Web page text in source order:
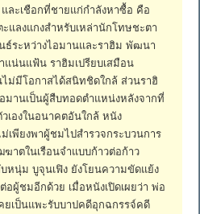
ละเชือกที่ชายแก่กำลังหาซื้อ คือ
แลงแกงสำหรับเหล่านักโทษชะตา
ระหว่างไอมานและราฮิม พัฒนา
แน่นแฟ้น ราฮิมเปรียบเสมือน
ม่มีโอกาสได้สนิทชิดใกล้ ส่วนราฮิ
มานเป็นผู้สืบทอดตำแหน่งหลังจากที่
เองในอนาคตอันใกล้ หนัง
พียงพาผู้ชมไปสำรวจกระบวนการ
าตในเรือนจำแบบก้าวต่อก้าว
หนุ่ม บูจุนเฟิง ยังโยนความขัดแย้ง
อผู้ชมอีกด้วย เมื่อหนังเปิดเผยว่า พ่อ
ยเป็นแพะรับบาปคดีอุกฉกรรจ์คดี